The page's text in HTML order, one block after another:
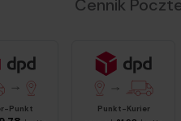
Cennik
Punkt
DPD Punkt-Kurier
Punkt-Kurier